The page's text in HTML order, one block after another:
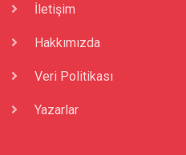
İletişim
Hakkımızda
Veri Politikası
Yazarlar